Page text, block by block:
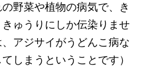
野菜や植物の病気で、き
ゅうりにしか伝染りませ
アジサイがうどんこ病な
しまうということです）